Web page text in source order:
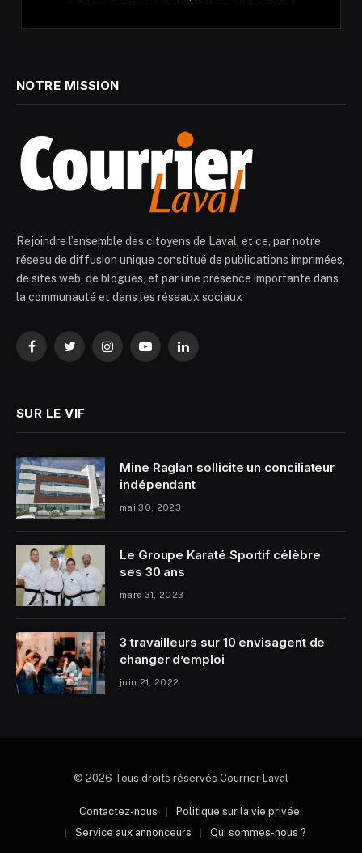
NOTRE MISSION
Rejoindre l’ensemble des citoyens de Laval, et ce, par notre
réseau de diffusion unique constitué de publications imprimées,
de sites web, de blogues, et par une présence importante dans
la communauté et dans les réseaux sociaux
FacebookTwitterInstagramYouTubeLinkedIn
SUR LE VIF
Mine Raglan sollicite un conciliateur
indépendant
mai 30, 2023
Le Groupe Karaté Sportif célèbre
ses 30 ans
mars 31, 2023
3 travailleurs sur 10 envisagent de
changer d’emploi
juin 21, 2022
© 2026 Tous droits réservés Courrier Laval
Contactez-nous
Politique sur la vie privée
Service aux annonceurs
Qui sommes-nous ?